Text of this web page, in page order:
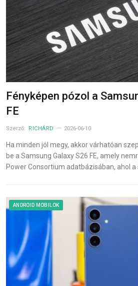
Fényképen pózol a
FE
Szerző: RICHÁRD 2026-06-10
Ha minden jól megy, akkor várhatóan
be a Samsung Galaxy S26 FE, amely
Power Consortium adatbázisában, ahol
ANDROID MOBILOK